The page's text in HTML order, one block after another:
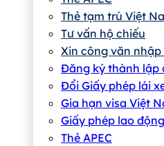
Thẻ tạm trú Việt
Tư vấn hộ chiếu
Xin công văn
Đăng ký thành lập
Đổi Giấy phép lái
Gia hạn visa Việt
Giấy phép lao
Thẻ APEC